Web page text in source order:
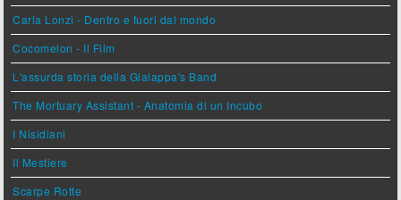
Carla Lonzi - Dentro e fuori dal mondo
Cocomelon - Il Film
L'assurda storia della Gialappa's Band
The Mortuary Assistant - Anatomia di un Incubo
I Nisidiani
Il Mestiere
Scarpe Rotte